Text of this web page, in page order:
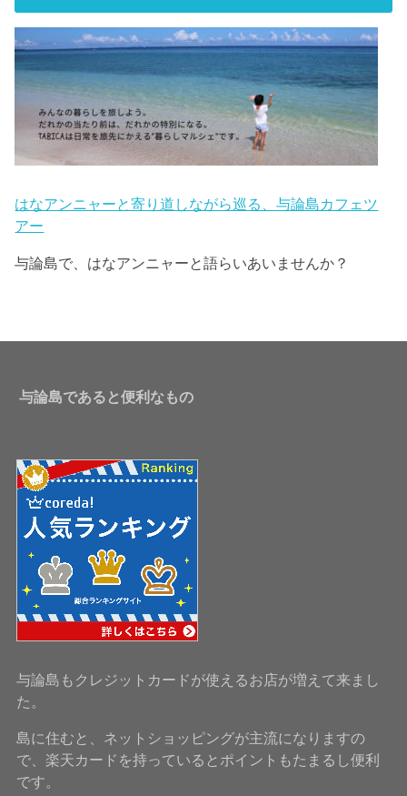
はなアンニャーと寄り道しながら巡る、与論島カフェツ
アー
与論島で、はなアンニャーと語らいあいませんか？
与論島であると便利なもの
与論島もクレジットカードが使えるお店が増えて来まし
た。
島に住むと、ネットショッピングが主流になりますの
で、楽天カードを持っているとポイントもたまるし便利
です。